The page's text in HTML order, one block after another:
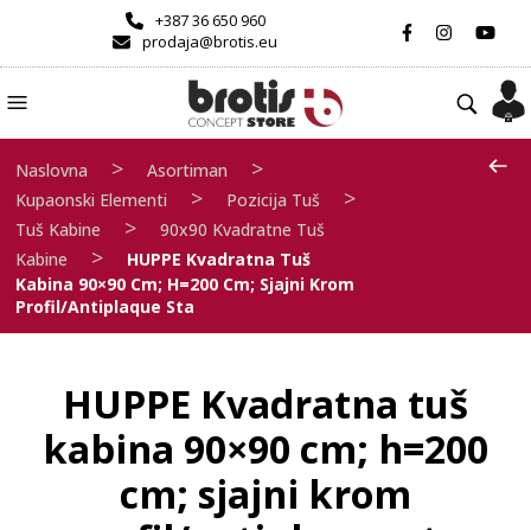
+387 36 650 960
prodaja@brotis.eu
Naslovna > Asortiman >
Kupaonski Elementi > Pozicija Tuš >
Tuš Kabine >
90x90 Kvadratne Tuš
Kabine
>
HUPPE Kvadratna Tuš
Kabina 90×90 Cm; H=200 Cm; Sjajni Krom
Profil/antiplaque Sta
HUPPE Kvadratna tuš
kabina 90×90 cm; h=200
cm; sjajni krom